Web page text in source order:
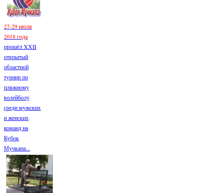
27-29 июля
2018 года
прошёл XXII
открытый
областной
турнир по
пляжному
волейболу
среди мужских
и женских
команд на
Кубок
Мучкапа...